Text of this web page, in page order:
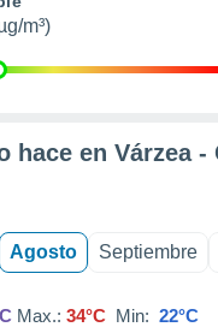
m³)
hace en Várzea -
Agosto Septiembre
Max.: 34°C Min: 22°C